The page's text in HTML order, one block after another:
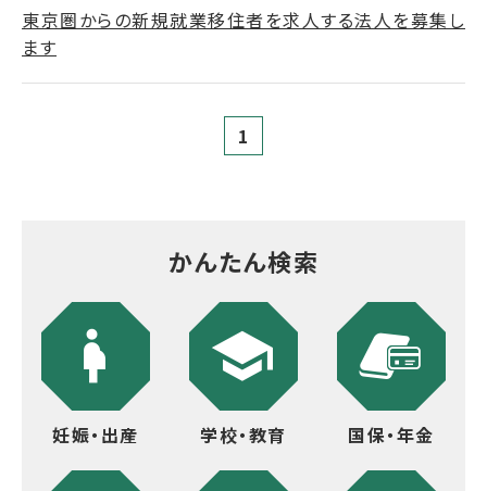
東京圏からの新規就業移住者を求人する法人を募集し
ます
1
かんたん検索
妊娠・出産 学校・教育 国保・年金